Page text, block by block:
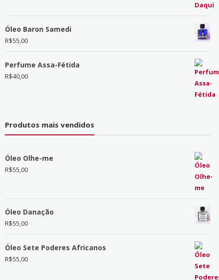
Óleo Baron Samedi
R$55,00
Perfume Assa-Fétida
R$40,00
Produtos mais vendidos
Óleo Olhe-me
R$55,00
Óleo Danação
R$55,00
Óleo Sete Poderes Africanos
R$55,00